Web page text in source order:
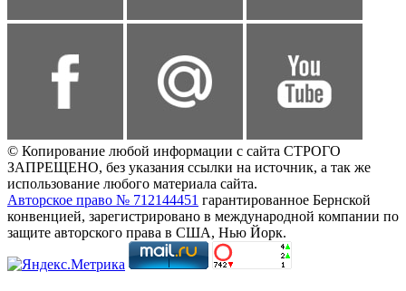
© Копирование любой информации с сайта СТРОГО
ЗАПРЕЩЕНО, без указания ссылки на источник, а так же
использование любого материала сайта.
Авторское право № 712144451 гарантированное Бернской
конвенцией, зарегистрировано в международной компании по
защите авторского права в США, Нью Йорк.